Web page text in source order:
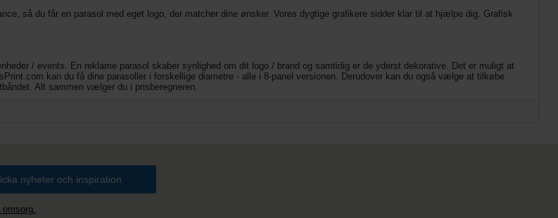
så du får en parasol med eget logo, der matcher dine ønsker. Vores dygtige grafikere sidder klar til at hjælpe dig. Grafisk
/ events. En reklame parasol skaber synlighed om dit logo / brand og samtidig er de yderst dekorative. Det er muligt at
kan du få dine parasoller i forskellige diametre - alle i 8-panel versionen. Derudover kan du også vælge at tilkøbe
Alt sammen vælger du i prisberegneren.
omsorg.